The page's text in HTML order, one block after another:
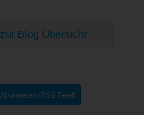
zur Blog Übersicht
Abonnieren (RSS Feed)